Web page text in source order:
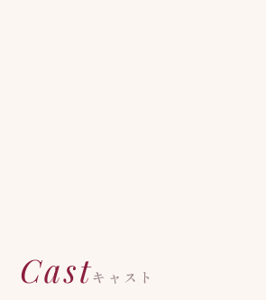
Castキャスト